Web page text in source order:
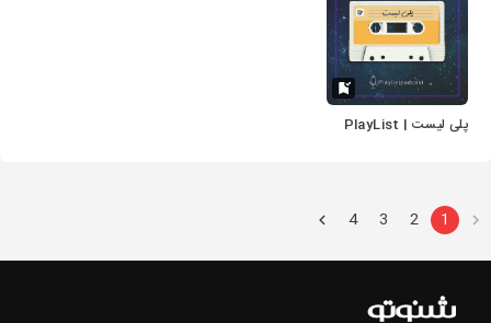
پلی لیست | PlayList
1
2
3
4